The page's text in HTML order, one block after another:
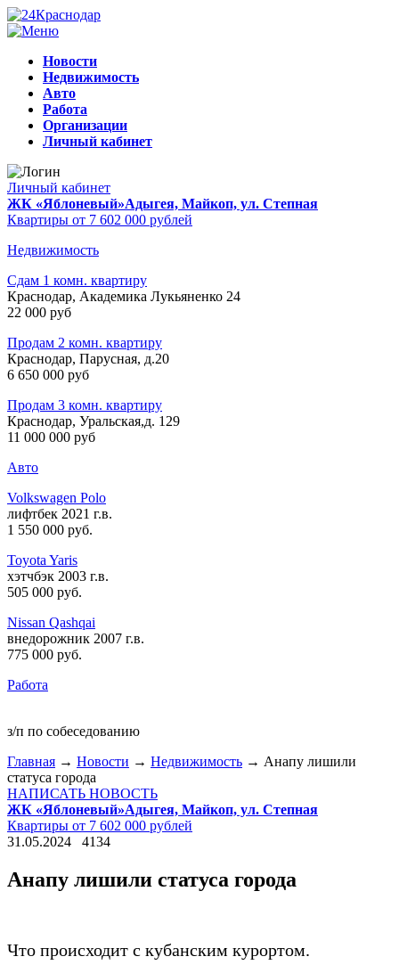
Новости
Недвижимость
Авто
Работа
Организации
Личный кабинет
Личный кабинет
ЖК «Яблоневый»Адыгея, Майкоп, ул. Степная
Квартиры от 7 602 000 рублей
Недвижимость
Сдам 1 комн. квартиру
Краснодар, Академика Лукьяненко 24
22 000 руб
Продам 2 комн. квартиру
Краснодар, Парусная, д.20
6 650 000 руб
Продам 3 комн. квартиру
Краснодар, Уральская,д. 129
11 000 000 руб
Авто
Volkswagen Polo
лифтбек 2021 г.в.
1 550 000 руб.
Toyota Yaris
хэтчбэк 2003 г.в.
505 000 руб.
Nissan Qashqai
внедорожник 2007 г.в.
775 000 руб.
Работа
з/п по собеседованию
Главная → Новости → Недвижимость → Анапу лишили
статуса города
НАПИСАТЬ НОВОСТЬ
ЖК «Яблоневый»Адыгея, Майкоп, ул. Степная
Квартиры от 7 602 000 рублей
31.05.2024
4134
Анапу лишили статуса города
Что происходит с кубанским курортом.